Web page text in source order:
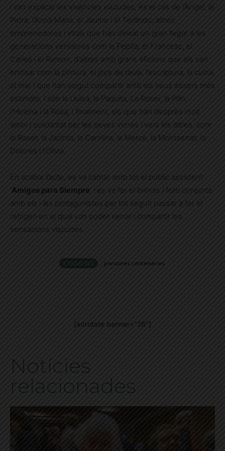
i van explicar les vivències viscudes, és el cas de l’Àngel, la
Petra, l’Anna Maria, el Jaume i el Teolindo; altres
emprenedores i vitals que han deixat un gran llegat a les
generacions venidores com la Pepita, el Francesc, el
Carles i el Ramon; d’altres amb grans aficions que els van
encisar com la pintura, el jocs de taula, l’escriptura, la cuina,
el mar i que han volgut compartir amb els seus éssers més
estimats, i són la Lluïsa, la Paquita, La Roser, la Pilín,
l’Helena i la Rosa; i finalment, els que han desprès molt
amor i solidaritat per les seves venes i vers els altres, com
la Roser, la Jacinta, la Carolina, la Mercè, la Montserrat, la
Dolores i l’Olivia.
En acabar l’acte, es va cantar amb tot el públic assistent
‘Amigos para Siempre’ i es va fer el brindis i foto conjunta
amb els i les protagonistes per tot seguit passar a fer el
refrigeri en el qual van poder xerrar i compartir les
sensacions viscudes.
ETIQUETES persones centenàries
[adrotate banner="28"]
Notícies
relacionades